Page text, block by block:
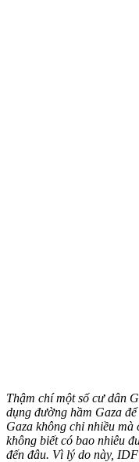
Thậm chí một số cư dân
dụng đường hầm Gaza
Gaza không chỉ nhiều
không biết có bao nhiêu
đến đâu. Vì lý do này,